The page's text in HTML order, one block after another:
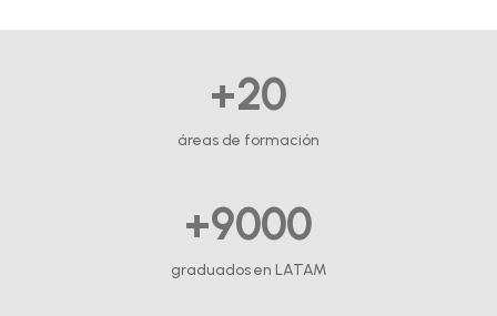
+20
áreas de formación
+9000
graduados en LATAM